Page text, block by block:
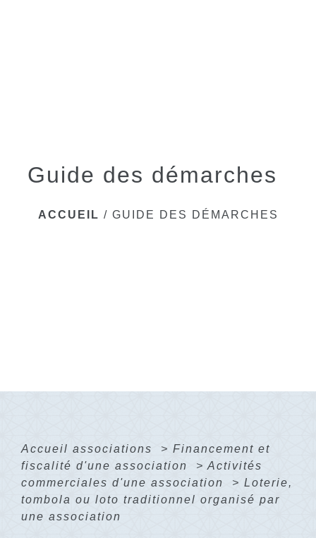
Guide des démarches
ACCUEIL / GUIDE DES DÉMARCHES
Accueil associations > Financement et
fiscalité d'une association
> Activités
commerciales d'une association
> Loterie,
tombola ou loto traditionnel organisé par
une association